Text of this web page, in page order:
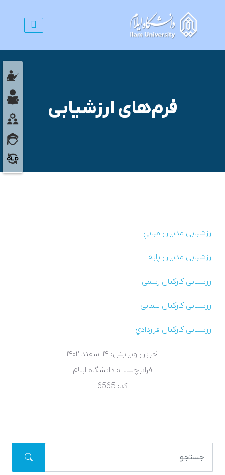
فرم‌های ارزشیابی
ارزشيابي مديران مياني
ارزشيابي مديران پايه
ارزشيابي کارکنان رسمي
ارزشيابي کارکنان پيماني
ارزشيابي کارکنان قراردادي
آخرین ویرایش: ۱۴ اسفند ۱۴۰۲
فرابرچسب: دانشگاه ایلام
کد: 6565